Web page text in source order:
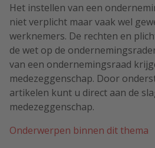
Het instellen van een
niet verplicht maar vaak wel
werknemers. De rechten en
de wet op de
van een ondernemingsraad
medezeggenschap. Door
artikelen kunt u direct aan de
medezeggenschap.
Onderwerpen binnen dit thema